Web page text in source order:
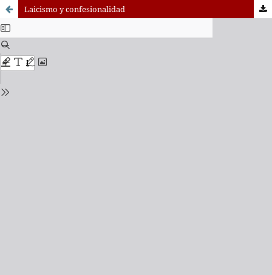
Laicismo y confesionalidad